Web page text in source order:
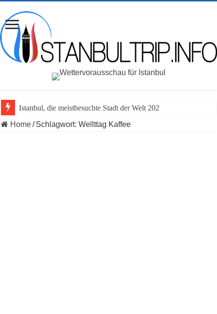
Istanbul, die meistbesuchte Stadt der Welt 2023 vor
Home/ Schlagwort:Wellttag Kaffee